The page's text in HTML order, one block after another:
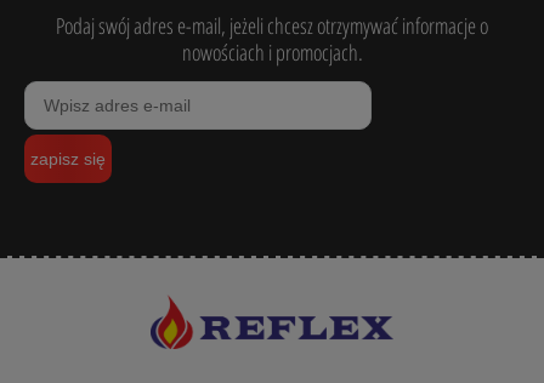
Podaj swój adres e-mail, jeżeli chcesz otrzymywać informacje o
nowościach i promocjach.
zapisz się